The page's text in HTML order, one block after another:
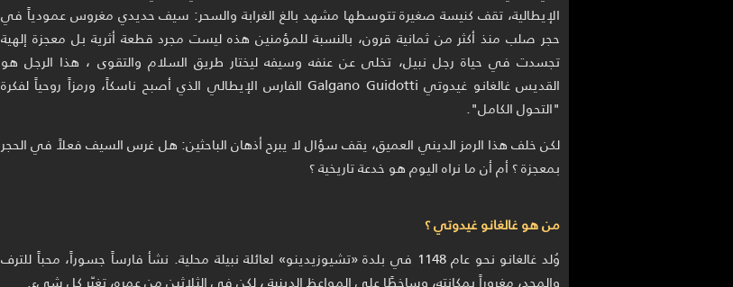
الإيطالية، تقف كنيسة صغيرة تتوسطها مشهد بالغ الغرابة والسحر: سيف حديدي مغروس عمودياً في
حجر صلب منذ أكثر من ثمانية قرون، بالنسبة للمؤمنين هذه ليست مجرد قطعة أثرية بل معجزة إلهية
تجسدت في حياة رجل نبيل، تخلى عن عنفه وسيفه ليختار طريق السلام والتقوى ، هذا الرجل هو
القديس غالغانو غيدوتي Galgano Guidotti الفارس الإيطالي الذي أصبح ناسكاً، ورمزاً روحياً لفكرة
"التحول الكامل".
لكن خلف هذا الرمز الديني العميق، يقف سؤال لا يبرح أذهان الباحثين: هل غرس السيف فعلاً في الحجر
بمعجزة ؟ أم أن ما نراه اليوم هو خدعة تاريخية ؟
من هو غالغانو غيدوتي ؟
وُلد غالغانو نحو عام 1148 في بلدة «تشيوزيدينو» لعائلة نبيلة محلية. نشأ فارساً جسوراً، محباً للترف
والمجد، مغروراً بمكانته، وساخطًا على المواعظ الدينية ، لكن في الثلاثين من عمره، تغيّر كل شيء.